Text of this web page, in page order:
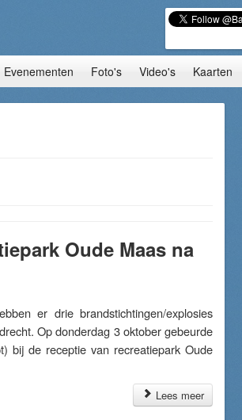
Evenementen Foto's Video's Kaarten
Oude Maas na
er drie brandstichtingen/explosies
Op donderdag 3 oktober gebeurde
bij de receptie van recreatiepark Oude
Lees meer